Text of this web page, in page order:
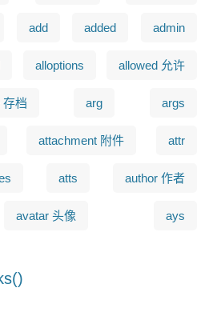
add added admin
alloptions allowed 允许
存档 arg args
attachment 附件 attr
atts author 作者
avatar 头像 ays